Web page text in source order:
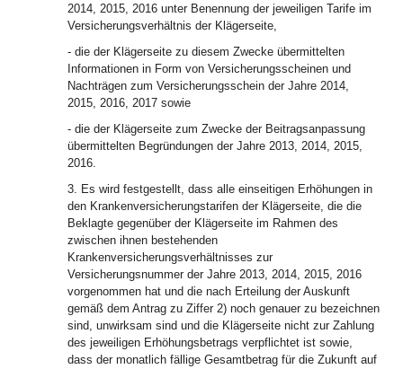
2014, 2015, 2016 unter Benennung der jeweiligen Tarife im
Versicherungsverhältnis der Klägerseite,
- die der Klägerseite zu diesem Zwecke übermittelten
Informationen in Form von Versicherungsscheinen und
Nachträgen zum Versicherungsschein der Jahre 2014,
2015, 2016, 2017 sowie
- die der Klägerseite zum Zwecke der Beitragsanpassung
übermittelten Begründungen der Jahre 2013, 2014, 2015,
2016.
3. Es wird festgestellt, dass alle einseitigen Erhöhungen in
den Krankenversicherungstarifen der Klägerseite, die die
Beklagte gegenüber der Klägerseite im Rahmen des
zwischen ihnen bestehenden
Krankenversicherungsverhältnisses zur
Versicherungsnummer der Jahre 2013, 2014, 2015, 2016
vorgenommen hat und die nach Erteilung der Auskunft
gemäß dem Antrag zu Ziffer 2) noch genauer zu bezeichnen
sind, unwirksam sind und die Klägerseite nicht zur Zahlung
des jeweiligen Erhöhungsbetrags verpflichtet ist sowie,
dass der monatlich fällige Gesamtbetrag für die Zukunft auf